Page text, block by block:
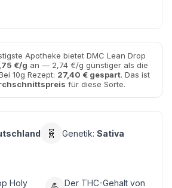
Apotheke bietet DMC Lean Drop
€/g an — 2,74 €/g günstiger als die
10g Rezept: 27,40 € gespart. Das ist
für diese Sorte.
🧬 Genetik: Sativa
Holy
Der THC-Gehalt von